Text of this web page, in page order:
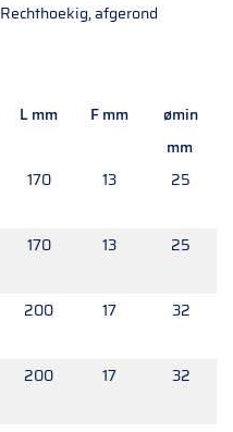
Rechthoekig, afgerond
L mm F mm
ømin
mm
170 13 25
170 13 25
200 17 32
200 17 32